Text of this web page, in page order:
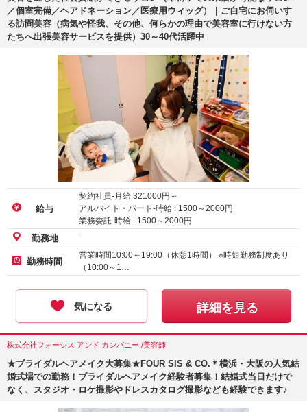
／個室完備／ヘアドネーション／医療用ウィッグ）｜ご自宅にお伺いす
る訪問美容（病気や怪我、その他、何らかの理由で美容室に行けない方
たちへ出張美容サービスを提供）30～40代活躍中
給与
契約社員-月給 321000円～
アルバイト・パート-時給 : 1500～2000円
業務委託-時給 : 1500～2000円
勤務地 -
勤務時間
営業時間10:00～19:00（休憩1時間） ※時短勤務制度あり
（10:00～1…
気になる 詳細を見る
株式会社フォーシス アンド カンパニー /美容師
★ブライダルヘアメイク大募集★FOUR SIS & CO.＊横浜・大阪の人気結
婚式場での勤務！ブライダルヘアメイク経験者募集！結婚式当日だけで
なく、スタジオ・ロケ撮影やドレスカタログ撮影なども経験できます♪